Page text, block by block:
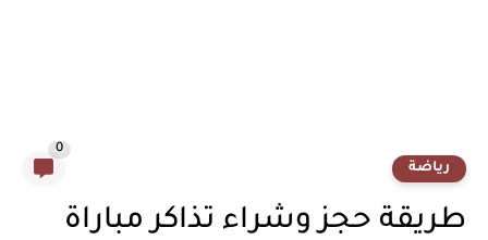
رياضة
0
طريقة حجز وشراء تذاكر مباراة